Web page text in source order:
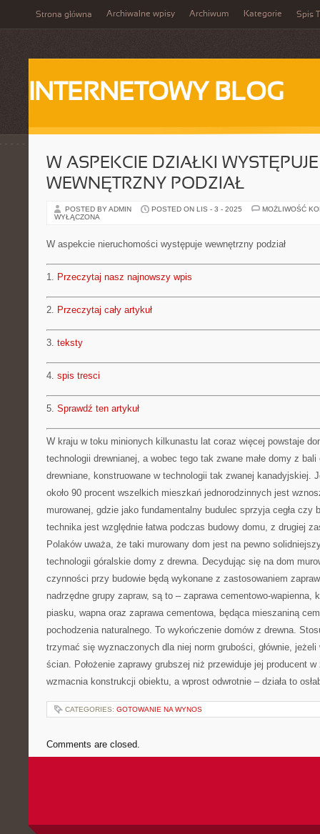
Strona główna Archiwalne wpisy Archiwum Kategorie Spis
INTERNETOWY BLOG
W ASPEKCIE DZIAŁKI WYSTĘPUJE
WEWNĘTRZNY PODZIAŁ
POSTED BY ADMIN POSTED ON LIS - 3 - 2025
MOŻLIWOŚĆ
WYŁĄCZONA
W aspekcie nieruchomości występuje wewnętrzny podział
1. Przeczytaj nasz najnowszy wpis
2. Przeczytaj cały artykuł
3. teksty
4. spis tresci
5. Sprawdź ten artykuł
W kraju w toku minionych kilkunastu lat coraz więcej powstaje
technologii drewnianej, a wobec tego tak zwane małe domy z
drewniane, konstruowane w technologii tak zwanej kanadyjskiej.
około 90 procent wszelkich mieszkań jednorodzinnych jest
murowanej, gdzie jako fundamentalny budulec sprzyja cegła czy
technika jest względnie łatwa podczas budowy domu, z drugiej
Polaków uważa, że taki murowany dom jest na pewno
technologii góralskie domy z drewna. Decydując się na dom
czynności przy budowie będą wykonane z zastosowaniem
nadrzędne grupy zapraw, są to – zaprawa cementowo-wapienna,
piasku, wapna oraz zaprawa cementowa, będąca mieszaniną
pochodzenia naturalnego. To wykończenie domów z drewna.
trzymać się wyznaczonych dla niej norm grubości, głównie,
ścian. Położenie zaprawy grubszej niż przewiduje jej producent
wzmacnia konstrukcji obiektu, a wprost odwrotnie – działa to
CATEGORIES: GOTOWANIE NA WYNOS
Comments are closed.